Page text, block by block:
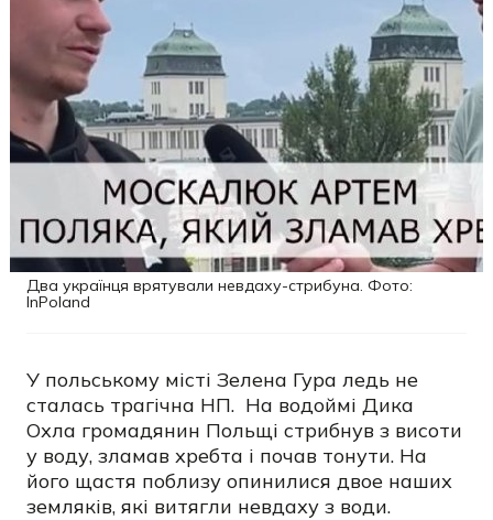
Два українця врятували невдаху-стрибуна. Фото:
InPoland
У польському місті Зелена Гура ледь не
сталась трагічна НП. На водоймі Дика
Охла громадянин Польщі стрибнув з висоти
у воду, зламав хребта і почав тонути. На
його щастя поблизу опинилися двое наших
земляків, які витягли невдаху з води.